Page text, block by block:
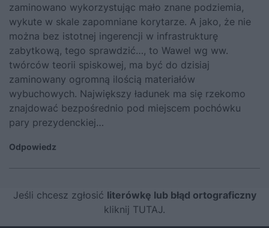
zaminowano wykorzystując mało znane podziemia,
wykute w skale zapomniane korytarze. A jako, że nie
można bez istotnej ingerencji w infrastrukturę
zabytkową, tego sprawdzić…, to Wawel wg ww.
twórców teorii spiskowej, ma być do dzisiaj
zaminowany ogromną ilością materiałów
wybuchowych. Największy ładunek ma się rzekomo
znajdować bezpośrednio pod miejscem pochówku
pary prezydenckiej…
Odpowiedz
Jeśli chcesz zgłosić literówkę lub błąd ortograficzny
kliknij TUTAJ.